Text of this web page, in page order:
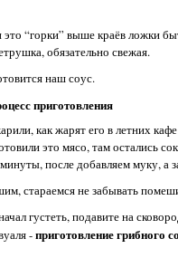
“горки” выше краёв ложки
обязательно свежая.
наш соус.
приготовления
как жарят его в летних
это мясо, там остались
после добавляем муку, а
стараемся не забывать
густеть, подавите на
-приготовление грибного